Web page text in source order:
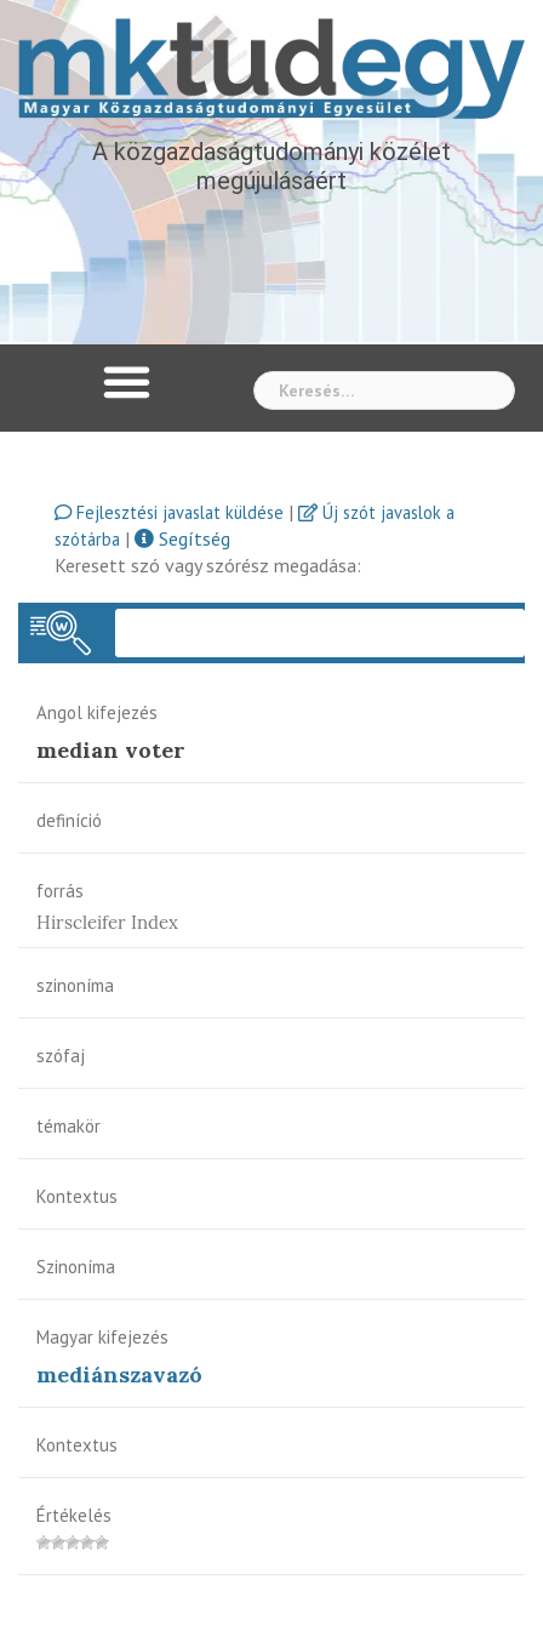
A közgazdaságtudományi közélet
megújulásáért
Fejlesztési javaslat küldése |
Új szót javaslok a
szótárba |
Segítség
Keresett szó vagy szórész megadása:
Angol kifejezés
median voter
definíció
forrás
Hirscleifer Index
szinoníma
szófaj
témakör
Kontextus
Szinoníma
Magyar kifejezés
mediánszavazó
Kontextus
Értékelés